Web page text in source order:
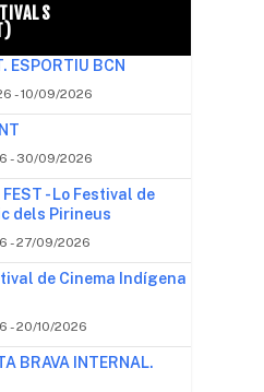
ESPORTIU BCN
- 10/09/2026
- 30/09/2026
- Lo Festival de
dels Pirineus
- 27/09/2026
de Cinema Indígena
- 20/10/2026
BRAVA INTERNAL.